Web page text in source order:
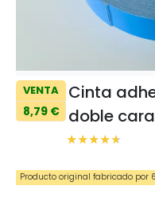
VENTA
8,79 €
Cinta
doble
Producto original fabricado por